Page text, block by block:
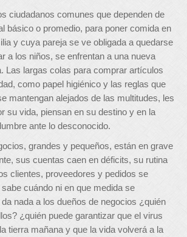
ciudadanos comunes que dependen de
básico o promedio, para poner comida en
y cuya pareja se ve obligada a quedarse
a los niños, se enfrentan a una nueva
Las largas colas para comprar artículos
como papel higiénico y las reglas que
mantengan alejados de las multitudes, les
su vida, piensan en su destino y en la
ante lo desconocido.
grandes y pequeños, están en grave
sus cuentas caen en déficits, su rutina
clientes, proveedores y pedidos se
cuándo ni en que medida se
nada a los dueños de negocios ¿quién
¿quién puede garantizar que el virus
tierra mañana y que la vida volverá a la